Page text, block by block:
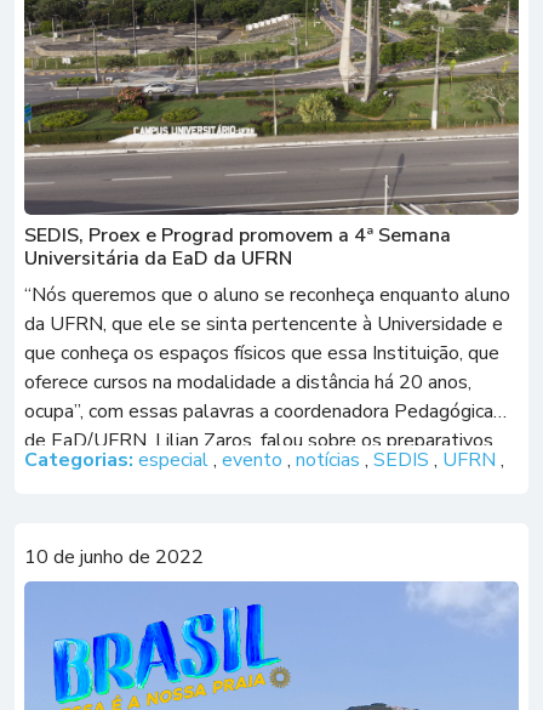
SEDIS, Proex e Prograd promovem a 4ª Semana
Universitária da EaD da UFRN
“Nós queremos que o aluno se reconheça enquanto aluno
da UFRN, que ele se sinta pertencente à Universidade e
que conheça os espaços físicos que essa Instituição, que
oferece cursos na modalidade a distância há 20 anos,
ocupa”, com essas palavras a coordenadora Pedagógica
de EaD/UFRN, Lilian Zaros, falou sobre os preparativos
para a 4ª […]
Categorias: especial, evento , notícias , SEDIS , UFRN ,
10 de junho de 2022